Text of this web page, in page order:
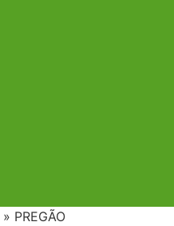
» PREGÃO